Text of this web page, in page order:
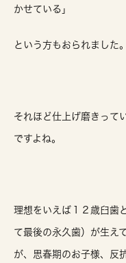
かせている」
という方もおられました。
それほど仕上げ磨きって
ですよね。
理想をいえば１２歳臼歯
て最後の永久歯）が生え
が、思春期のお子様、反